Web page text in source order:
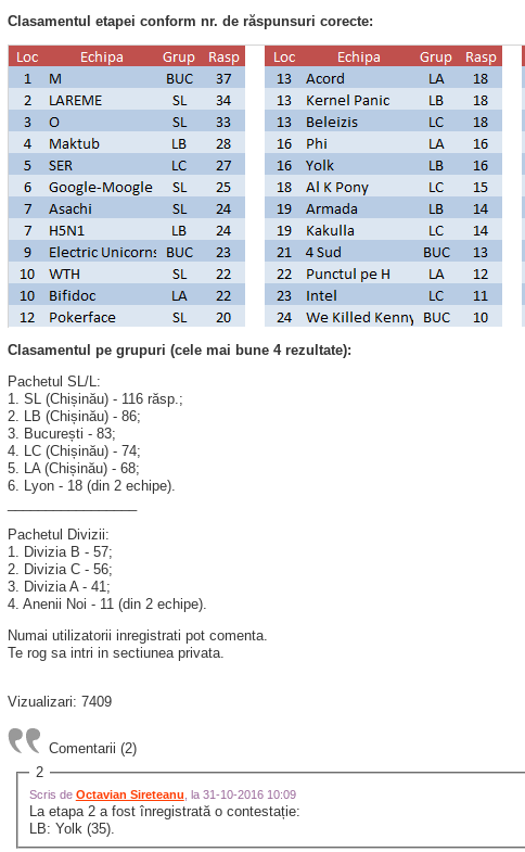
Clasamentul etapei conform nr. de răspunsuri corecte:
Clasamentul pe grupuri (cele mai bune 4 rezultate):
Pachetul SL/L:
1. SL (Chișinău) - 116 răsp.;
2. LB (Chișinău) - 86;
3. București - 83;
4. LC (Chișinău) - 74;
5. LA (Chișinău) - 68;
6. Lyon - 18 (din 2 echipe).
Pachetul Divizii:
1. Divizia B - 57;
2. Divizia C - 56;
3. Divizia A - 41;
4. Anenii Noi - 11 (din 2 echipe).
Numai utilizatorii inregistrati pot comenta.
Te rog sa intri in sectiunea privata.
Vizualizari: 7409
Comentarii (2)
2
Scris de Octavian Sireteanu , la 31-10-2016 10:09
La etapa 2 a fost înregistrată o contestație:
LB: Yolk (35).